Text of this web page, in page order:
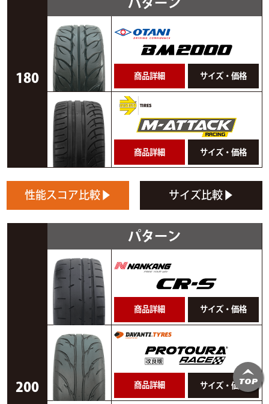
180 商品詳細 サイズ・価格
商品詳細 サイズ・価格
性能スコア比較 ▶ サイズ比較▶
200
パターン
商品詳細 サイズ・価格
商品詳細 サイズ・価格TOP